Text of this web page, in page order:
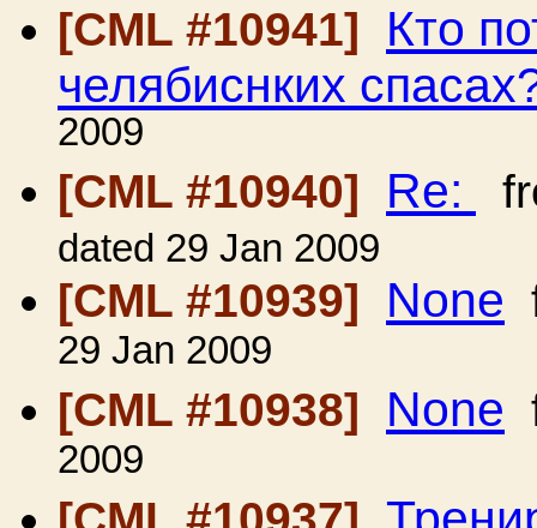
[CML #10941] Кто
челябиснких
2009
[CML #10940]
Re:
dated 29 Jan 2009
[CML #10939] None
29 Jan 2009
[CML #10938]
None
2009